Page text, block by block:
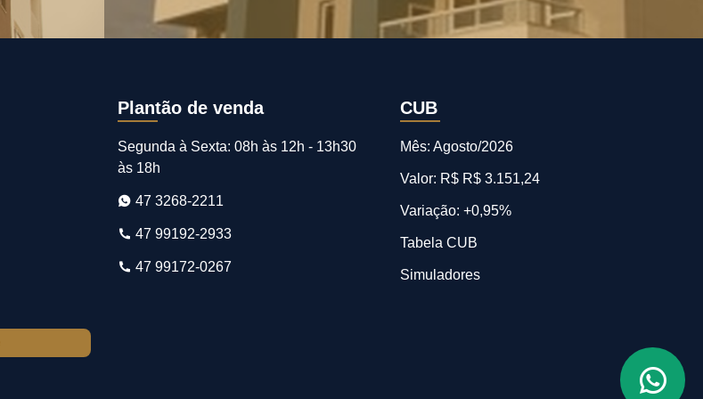
Plantão de venda
Segunda à Sexta: 08h às 12h - 13h30
às 18h
47 3268-2211
47 99192-2933
47 99172-0267
CUB
Mês: Agosto/2026
Valor: R$ R$ 3.151,24
Variação: +0,95%
Tabela CUB
Simuladores